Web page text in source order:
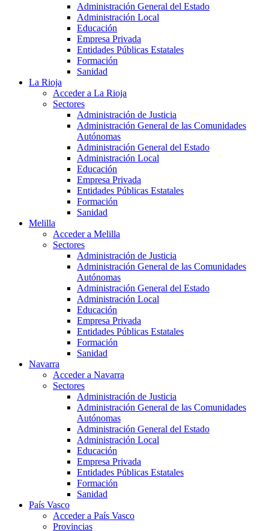
Administración General del Estado
Administración Local
Educación
Empresa Privada
Entidades Públicas Estatales
Formación
Sanidad
La Rioja
Acceder a La Rioja
Sectores
Administración de Justicia
Administración General de las Comunidades
Autónomas
Administración General del Estado
Administración Local
Educación
Empresa Privada
Entidades Públicas Estatales
Formación
Sanidad
Melilla
Acceder a Melilla
Sectores
Administración de Justicia
Administración General de las Comunidades
Autónomas
Administración General del Estado
Administración Local
Educación
Empresa Privada
Entidades Públicas Estatales
Formación
Sanidad
Navarra
Acceder a Navarra
Sectores
Administración de Justicia
Administración General de las Comunidades
Autónomas
Administración General del Estado
Administración Local
Educación
Empresa Privada
Entidades Públicas Estatales
Formación
Sanidad
País Vasco
Acceder a País Vasco
Provincias